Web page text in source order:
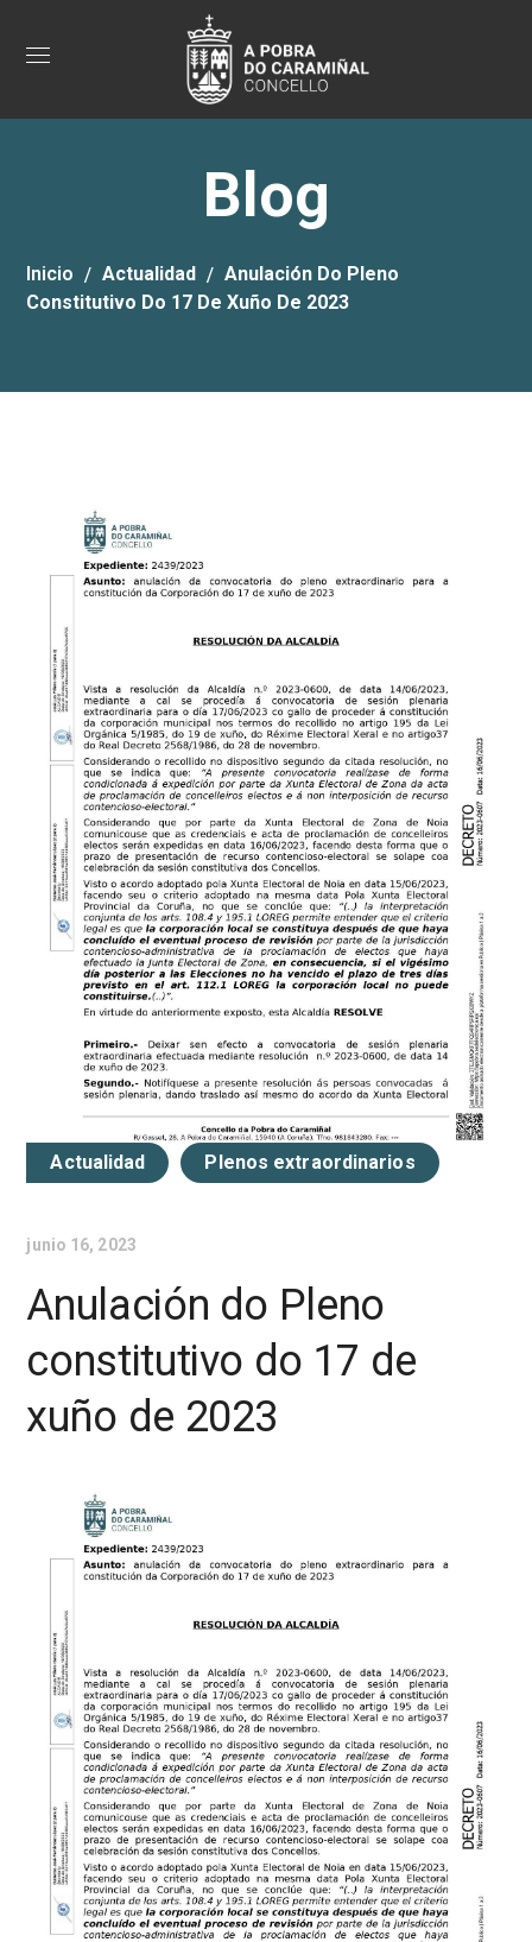
Blog
Inicio Actualidad
Anulación Do Pleno
Constitutivo Do 17 De Xuño De 2023
Actualidad Plenos extraordinarios
junio 16, 2023
Anulación do Pleno
constitutivo do 17 de
xuño de 2023